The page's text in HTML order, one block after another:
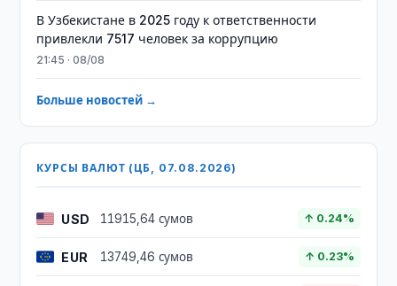
В Узбекистане в 2025 году к ответственности
привлекли 7517 человек за коррупцию
21:45 · 08/08
Больше новостей →
КУРСЫ ВАЛЮТ (ЦБ, 07.08.2026)
USD 11915,64 сумов ↑ 0.24%
EUR 13749,46 сумов ↑ 0.23%